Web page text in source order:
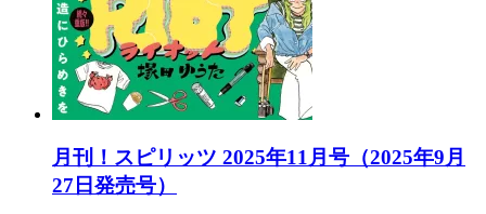
月刊！スピリッツ 2025年11月号（2025年9月
27日発売号）